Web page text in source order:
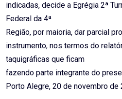
indicadas, decide a Egrégia 2ª
Federal da 4ª
Região, por maioria, dar parcial
instrumento, nos termos do
taquigráficas que ficam
fazendo parte integrante do
Porto Alegre, 20 de novembro de